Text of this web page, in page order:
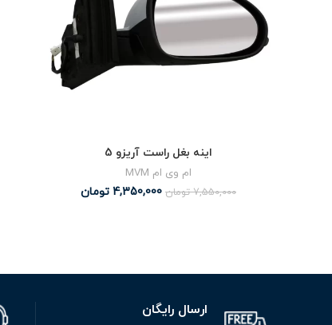
اینه بغل راست آریزو 5
ام وی ام MVM
7,550,000 تومان 4,350,000 تومان
ارسال رایگان